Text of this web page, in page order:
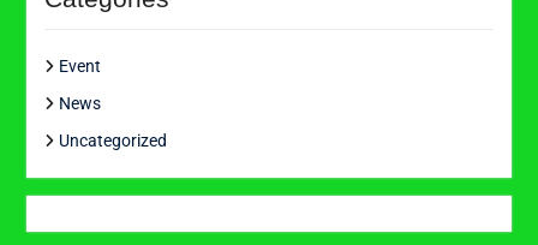
Event
News
Uncategorized